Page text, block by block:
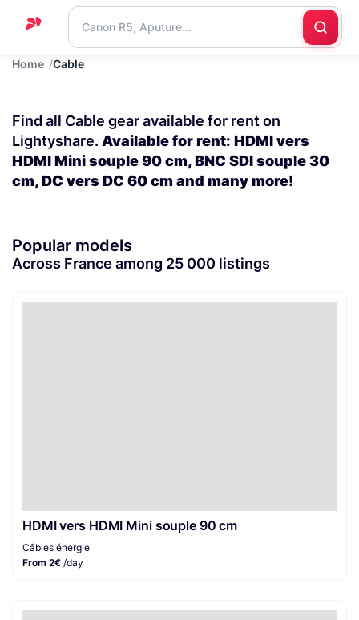
Home
Blog
Contact
us
Home Cable
Find all Cable gear available for rent on
Lightyshare. Available for rent: HDMI vers
HDMI Mini souple 90 cm, BNC SDI souple 30
cm, DC vers DC 60 cm and many more!
Popular models
Across France among 25 000 listings
HDMI vers HDMI Mini souple 90 cm
Câbles énergie
From 2€ /day